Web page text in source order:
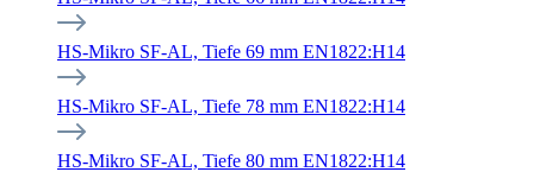
HS-Mikro SF-AL, Tiefe 69 mm EN1822:H14
HS-Mikro SF-AL, Tiefe 78 mm EN1822:H14
HS-Mikro SF-AL, Tiefe 80 mm EN1822:H14